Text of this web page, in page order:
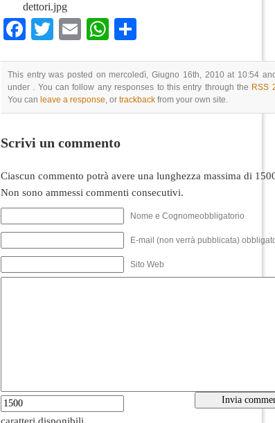
dettori.jpg
Facebook
TwitterEmailWhatsApp
This entry was posted on mercoledì, Giugno 16th, 2010 at 10:54
under . You can follow any responses to this entry through the RSS
You can leave a response, or trackback from your own site.
Scrivi un commento
Ciascun commento potrà avere una lunghezza massima di
Non sono ammessi commenti consecutivi.
Nome e Cognomeobbligatorio
E-mail (non verrà pubblicata)
Sito Web